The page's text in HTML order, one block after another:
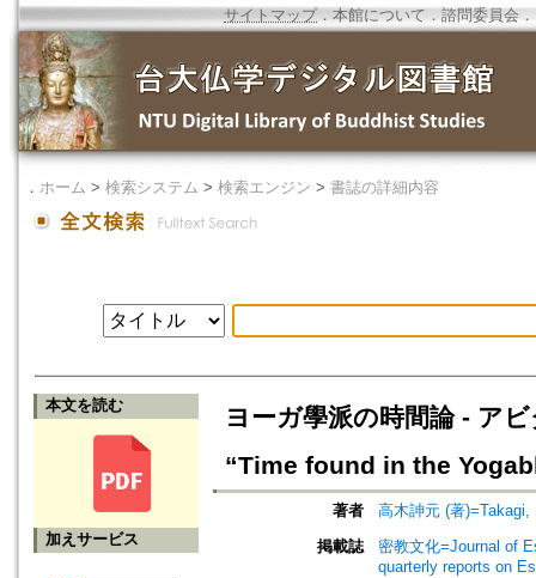
サイトマップ．本館について ． 諮問委員会 ．
． ホーム > 検索システム > 検索エンジン > 書誌の詳細内容
本文を読む
加えサービス
ヨーガ學派の時間論 - ア
“Time found in the
著者
高木訷元 (著)=Takagi,
掲載誌
密教文化=Journal of
quarterly reports on